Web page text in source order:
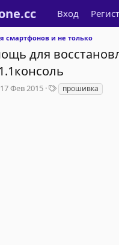
Вход
смартфонов и не только
для
Д
17 Фев 2015
Т
е
прошивка